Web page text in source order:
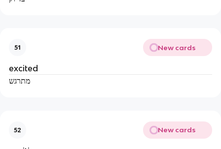
51 New cards
excited
מתרגש
52 New cards